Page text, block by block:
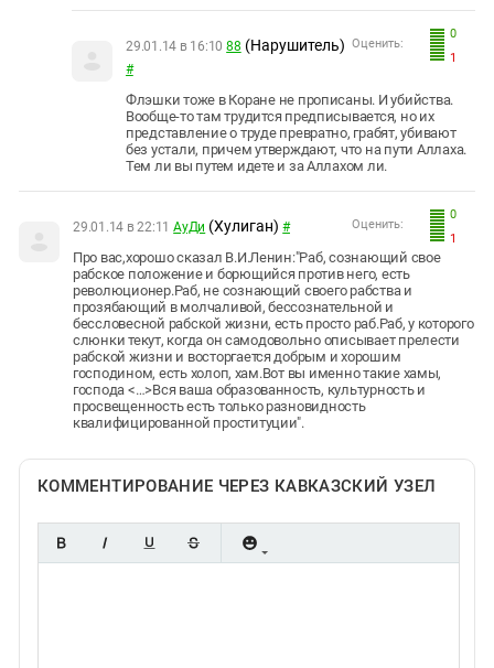
0
1
Оценить:
29.01.14 в 16:10 88 (Нарушитель)
#
Флэшки тоже в Коране не прописаны. И убийства.
Вообще-то там трудится предписывается, но их
представление о труде превратно, грабят, убивают
без устали, причем утверждают, что на пути Аллаха.
Тем ли вы путем идете и за Аллахом ли.
0
1
Оценить:
29.01.14 в 22:11 АуДи (Хулиган) #
Про вас,хорошо сказал В.И.Ленин:"Раб, сознающий свое
рабское положение и борющийся против него, есть
революционер.Раб, не сознающий своего рабства и
прозябающий в молчаливой, бессознательной и
бессловесной рабской жизни, есть просто раб.Раб, у которого
слюнки текут, когда он самодовольно описывает прелести
рабской жизни и восторгается добрым и хорошим
господином, есть холоп, хам.Вот вы именно такие хамы,
господа <…>Вся ваша образованность, культурность и
просвещенность есть только разновидность
квалифицированной проституции".
КОММЕНТИРОВАНИЕ ЧЕРЕЗ КАВКАЗСКИЙ УЗЕЛ